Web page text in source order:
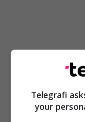
Telegrafi
your